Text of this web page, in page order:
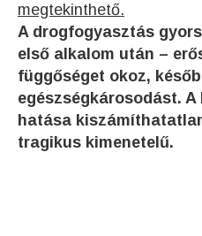
megtekinthető.
A drogfogyasztás
első alkalom után –
függőséget okoz,
egészségkárosodást.
hatása
tragikus kimenetelű.